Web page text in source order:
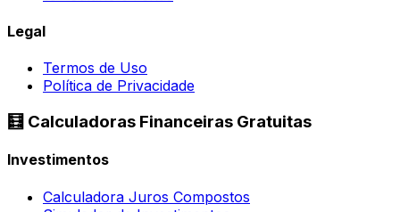
Legal
Termos de Uso
Política de Privacidade
🧮 Calculadoras Financeiras Gratuitas
Investimentos
Calculadora Juros Compostos